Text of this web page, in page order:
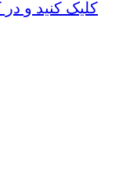
کلیک کنید و